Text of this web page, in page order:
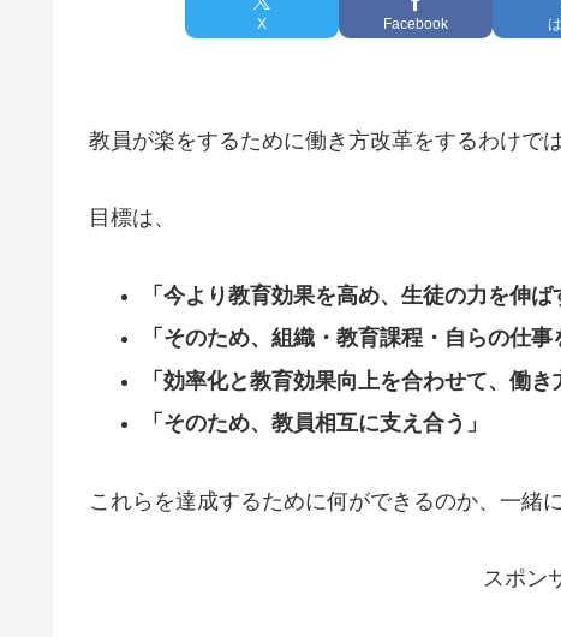
X Facebook
教員が楽をするために働き方改革をするわけで
目標は、
「今より教育効果を高め、生徒の力を伸ば
「そのため、組織・教育課程・自らの仕
「効率化と教育効果向上を合わせて、働き
「そのため、教員相互に支え合う」
これらを達成するために何ができるのか、一緒
スポン